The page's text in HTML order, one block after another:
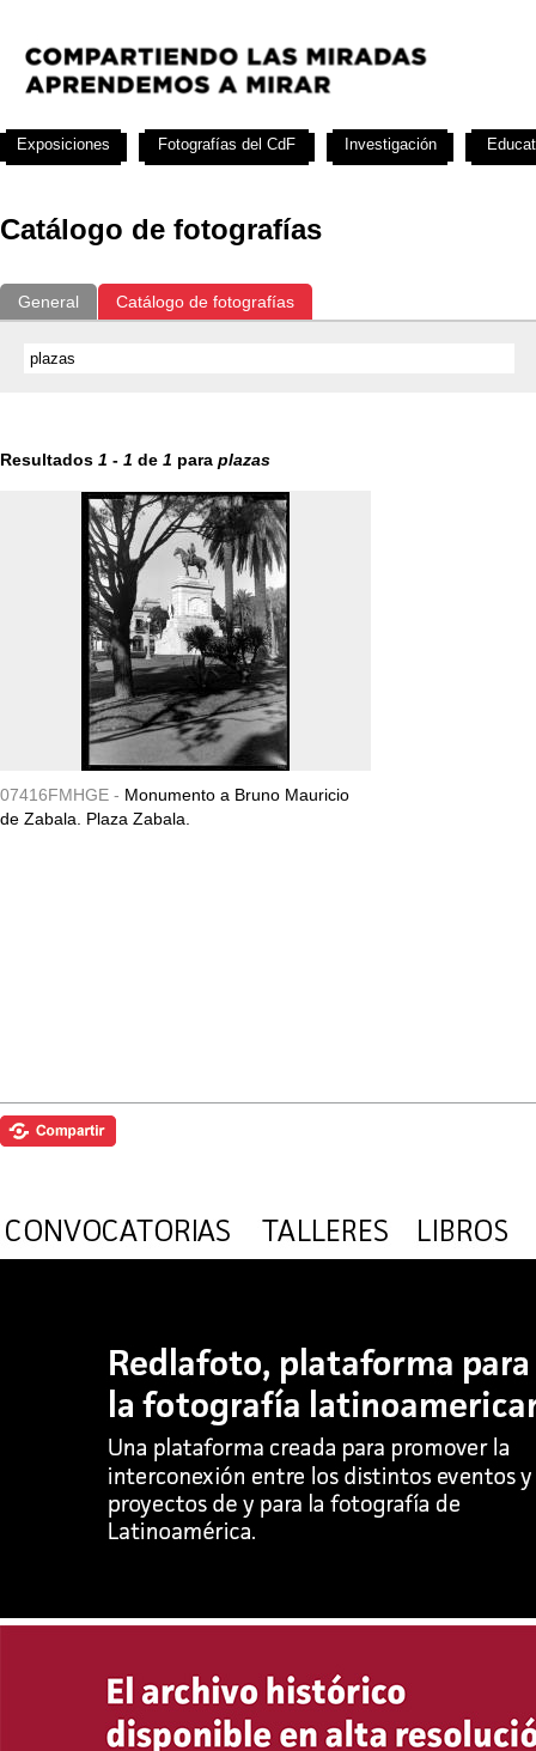
Catálogo de fotografías
General Catálogo de fotografías
Resultados 1 - 1 de 1 para plazas
07416FMHGE - Monumento a Bruno Mauricio
de Zabala. Plaza Zabala.
Exposiciones Fotografías del CdF Investigación